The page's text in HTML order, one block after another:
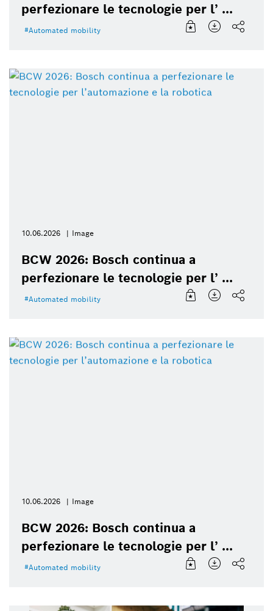
perfezionare le tecnologie per l’ ...
Automated mobility
10.06.2026 Image
BCW 2026: Bosch continua a
perfezionare le tecnologie per l’ ...
Automated mobility
10.06.2026 Image
BCW 2026: Bosch continua a
perfezionare le tecnologie per l’ ...
Automated mobility